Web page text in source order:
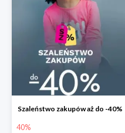
Szaleństwo zakupów aż do -40%
40%